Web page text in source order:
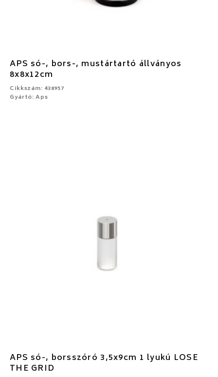
APS só-, bors-, mustártartó állványos
8x8x12cm
Cikkszám: 438957
Gyártó: Aps
APS só-, borsszóró 3,5x9cm 1 lyukú LOSE
THE GRID